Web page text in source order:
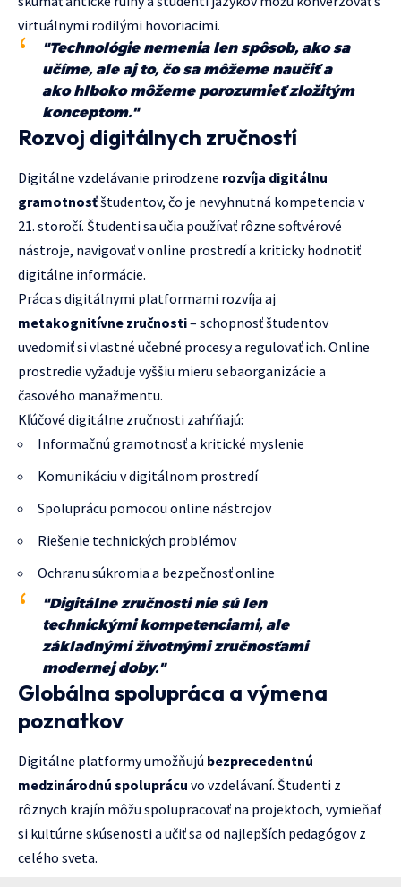
virtuálnymi rodilými hovoriacimi.
"Technológie nemenia len spôsob, ako sa
učíme, ale aj to, čo sa môžeme naučiť a
ako hlboko môžeme porozumieť zložitým
konceptom."
Rozvoj digitálnych zručností
Digitálne vzdelávanie prirodzene rozvíja digitálnu
gramotnosťštudentov, čo je nevyhnutná kompetencia v
21. storočí. Študenti sa učia používať rôzne softvérové
nástroje, navigovať v online prostredí a kriticky hodnotiť
digitálne informácie.
Práca s digitálnymi platformami rozvíja aj
metakognitívne zručnosti– schopnosť študentov
uvedomiť si vlastné učebné procesy a regulovať ich. Online
prostredie vyžaduje vyššiu mieru sebaorganizácie a
časového manažmentu.
Kľúčové digitálne zručnosti zahŕňajú:
Informačnú gramotnosť a kritické myslenie
Komunikáciu v digitálnom prostredí
Spoluprácu pomocou online nástrojov
Riešenie technických problémov
Ochranu súkromia a bezpečnosť online
"Digitálne zručnosti nie sú len
technickými kompetenciami, ale
základnými životnými zručnosťami
modernej doby."
Globálna spolupráca a výmena
poznatkov
Digitálne platformy umožňujú bezprecedentnú
medzinárodnú spoluprácu vo vzdelávaní. Študenti z
rôznych krajín môžu spolupracovať na projektoch, vymieňať
si kultúrne skúsenosti a učiť sa od najlepších pedagógov z
celého sveta.